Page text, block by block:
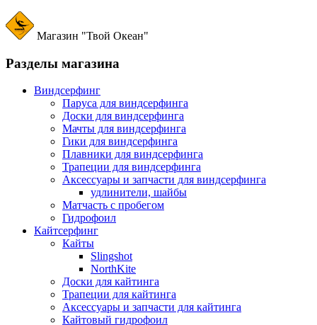
Магазин "Твой Океан"
Разделы магазина
Виндсерфинг
Паруса для виндсерфинга
Доски для виндсерфинга
Мачты для виндсерфинга
Гики для виндсерфинга
Плавники для виндсерфинга
Трапеции для виндсерфинга
Аксессуары и запчасти для виндсерфинга
удлинители, шайбы
Матчасть с пробегом
Гидрофоил
Кайтсерфинг
Кайты
Slingshot
NorthKite
Доски для кайтинга
Трапеции для кайтинга
Аксессуары и запчасти для кайтинга
Кайтовый гидрофоил